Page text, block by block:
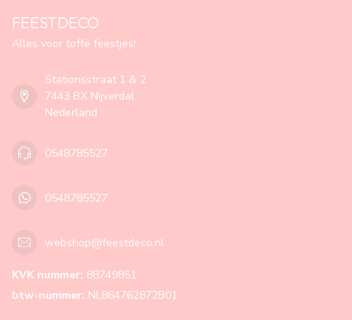
FEESTDECO
Alles voor toffe feestjes!
Stationsstraat 1 & 2
7443 BX Nijverdal
Nederland
0548785527
0548785527
webshop@feestdeco.nl
KVK nummer: 88749851
btw-nummer: NL864762872B01